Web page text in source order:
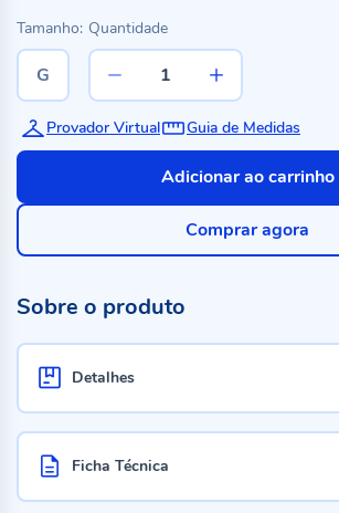
Tamanho:
G
Quantidade
Provador Virtual Guia de Medidas
Adicionar ao carrinho
Comprar agora
Sobre o produto
Detalhes
Ficha Técnica